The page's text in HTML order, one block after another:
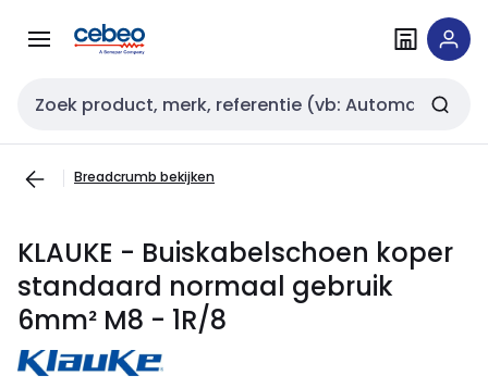
naar
naar
Zoekveld invoer
Breadcrumb bekijken
KLAUKE - Buiskabelschoen koper
standaard normaal gebruik
6mm² M8 - 1R/8